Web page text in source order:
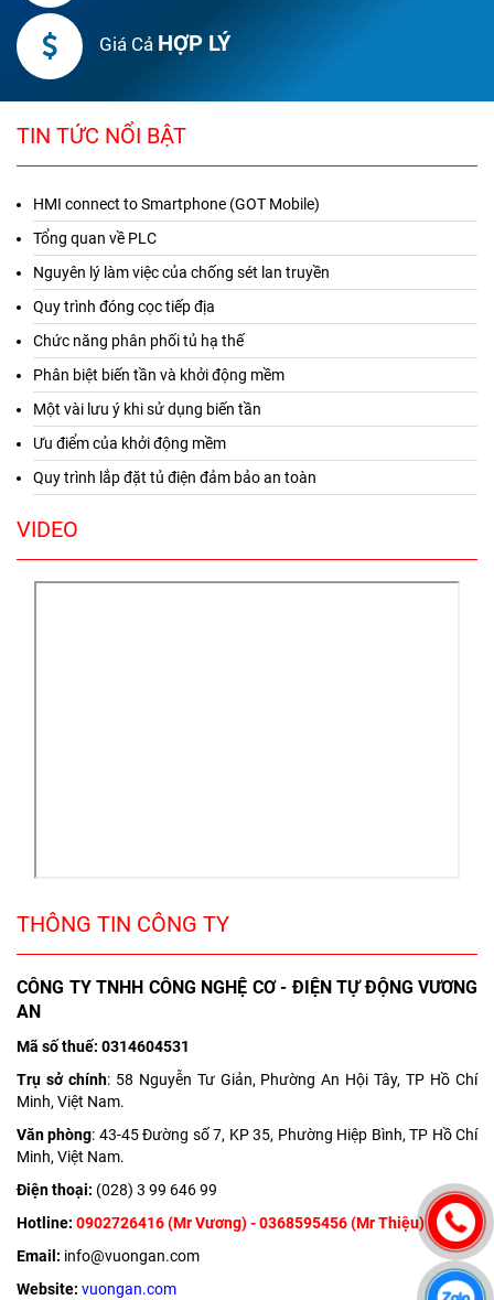
Giá Cả HỢP LÝ
TIN TỨC NỔI BẬT
HMI connect to Smartphone (GOT Mobile)
Tổng quan về PLC
Nguyên lý làm việc của chống sét lan truyền
Quy trình đóng cọc tiếp địa
Chức năng phân phối tủ hạ thế
Phân biệt biến tần và khởi động mềm
Một vài lưu ý khi sử dụng biến tần
Ưu điểm của khởi động mềm
Quy trình lắp đặt tủ điện đảm bảo an toàn
VIDEO
THÔNG TIN CÔNG TY
CÔNG TY TNHH CÔNG NGHỆ CƠ - ĐIỆN TỰ ĐỘNG VƯƠNG
AN
Mã số thuế: 0314604531
Trụ sở chính: 58 Nguyễn Tư Giản, Phường An Hội Tây, TP Hồ Chí
Minh, Việt Nam.
Văn phòng: 43-45 Đường số 7, KP 35, Phường Hiệp Bình, TP Hồ Chí
Minh, Việt Nam.
Điện thoại: (028) 3 99 646 99
Hotline: 0902726416(Mr Vương) -0368595456(Mr Thiệu)
Email: info@vuongan.com
Website: vuongan.com